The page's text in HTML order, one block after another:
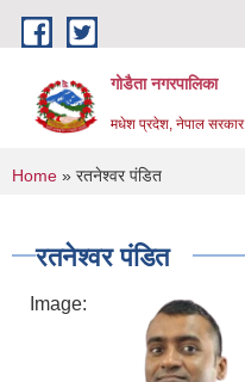
Skip to main content
गोडैता नगरपालिका
मधेश प्रदेश, नेपाल सरकार
You are here
Home » रतनेश्वर पंडित
रतनेश्वर पंडित
Image: